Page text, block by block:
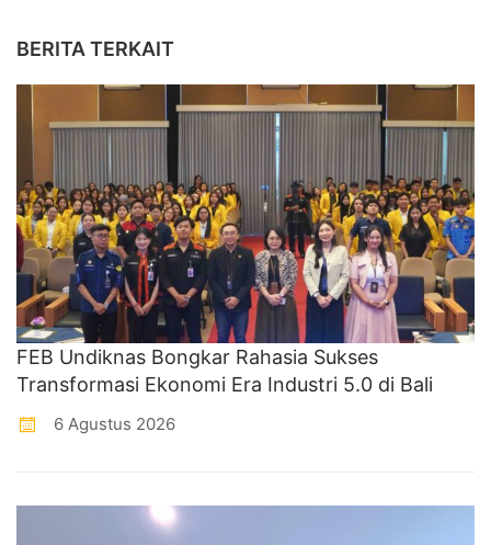
BERITA TERKAIT
FEB Undiknas Bongkar Rahasia Sukses
Transformasi Ekonomi Era Industri 5.0 di Bali
6 Agustus 2026